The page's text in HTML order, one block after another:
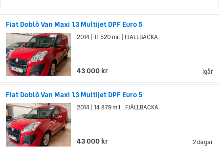
Fiat Doblò Van Maxi 1.3 Multijet DPF Euro 5
Igår
2014 11 520 mil FJÄLLBACKA
43 000 kr
Fiat Doblò Van Maxi 1.3 Multijet DPF Euro 5
2 dagar
2014 14 879 mil FJÄLLBACKA
43 000 kr